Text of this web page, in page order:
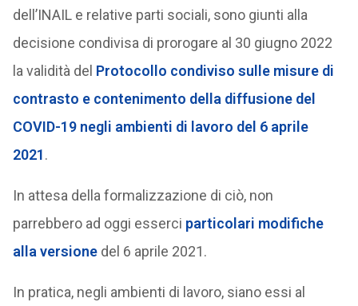
dell’INAIL e relative parti sociali, sono giunti alla
decisione condivisa di prorogare al 30 giugno 2022
la validità del Protocollo condiviso sulle misure di
contrasto e contenimento della diffusione del
COVID-19 negli ambienti di lavoro del 6 aprile
2021.
In attesa della formalizzazione di ciò, non
parrebbero ad oggi esserci particolari modifiche
alla versionedel 6 aprile 2021.
In pratica, negli ambienti di lavoro, siano essi al